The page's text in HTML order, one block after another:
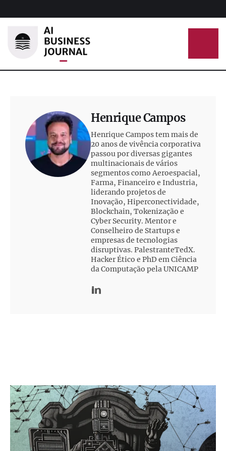
Henrique Campos
Henrique Campos tem mais de
20 anos de vivência corporativa
passou por diversas gigantes
multinacionais de vários
segmentos como Aeroespacial,
Farma, Financeiro e Industria,
liderando projetos de
Inovação, Hiperconectividade,
Blockchain, Tokenização e
Cyber Security. Mentor e
Conselheiro de Startups e
empresas de tecnologias
disruptivas. PalestranteTedX.
Hacker Ético e PhD em Ciência
da Computação pela UNICAMP